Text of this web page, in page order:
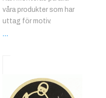
våra produkter som har
uttag för motiv.
...